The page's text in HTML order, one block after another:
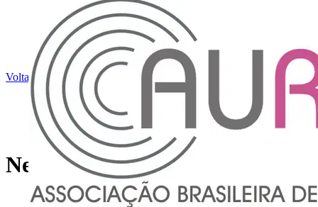
Voltar para Notícias
Nexans vantagens EasyCalcV3